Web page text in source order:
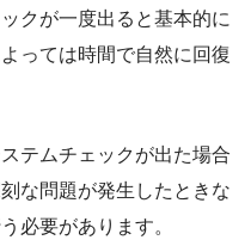
クが一度出ると基本的に
っては時間で自然に回復
テムチェックが出た場合
な問題が発生したときな
必要があります。